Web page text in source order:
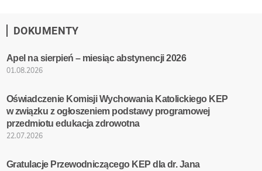
DOKUMENTY
01.08.2026
Apel na sierpień – miesiąc abstynencji 2026
22.07.2026
Oświadczenie Komisji Wychowania Katolickiego KEP
w związku z ogłoszeniem podstawy programowej
przedmiotu edukacja zdrowotna
Gratulacje Przewodniczącego KEP dla dr. Jana